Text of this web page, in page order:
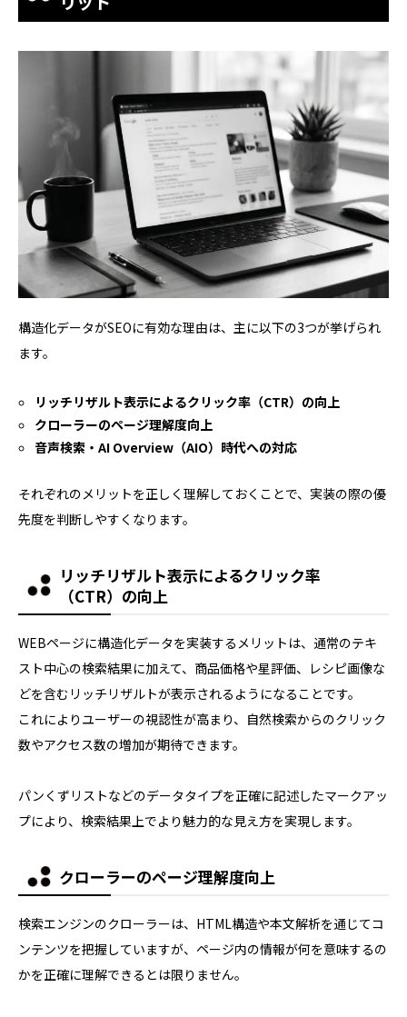
構造化データがSEOに有効な理由は、主に以下の3つが挙げられ
ます。
リッチリザルト表示によるクリック率（CTR）の向上
クローラーのページ理解度向上
音声検索・AI Overview（AIO）時代への対応
それぞれのメリットを正しく理解しておくことで、実装の際の優
先度を判断しやすくなります。
リッチリザルト表示によるクリック率
（CTR）の向上
WEBページに構造化データを実装するメリットは、通常のテキ
スト中心の検索結果に加えて、商品価格や星評価、レシピ画像な
どを含むリッチリザルトが表示されるようになることです。
これによりユーザーの視認性が高まり、自然検索からのクリック
数やアクセス数の増加が期待できます。
パンくずリストなどのデータタイプを正確に記述したマークアッ
プにより、検索結果上でより魅力的な見え方を実現します。
クローラーのページ理解度向上
検索エンジンのクローラーは、HTML構造や本文解析を通じてコ
ンテンツを把握していますが、ページ内の情報が何を意味するの
かを正確に理解できるとは限りません。